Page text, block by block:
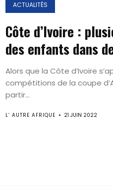
ACTUALITÉS
Côte d’Ivoire :
des enfants dans
Alors que la Côte d’Ivoire
compétitions de la coupe
partir...
L’ AUTRE AFRIQUE 21 JUIN 2022